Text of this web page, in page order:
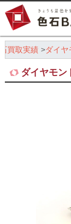
買取実績 ダイヤ
ダイヤモ